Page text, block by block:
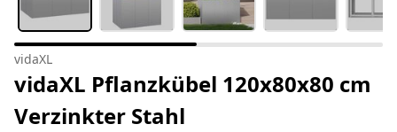
vidaXL
vidaXL Pflanzkübel 120x80x80 cm
Verzinkter Stahl